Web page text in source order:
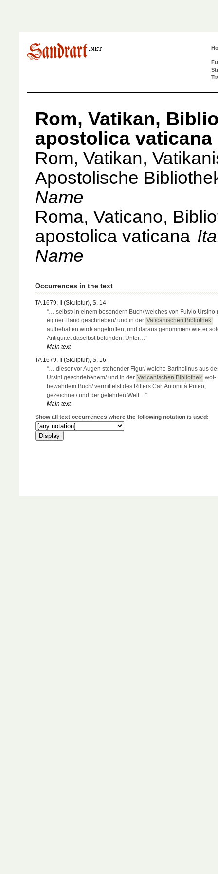
Rom, Vatikan,
apostolica vaticana
Rom, Vatikan,
Apostolische
Name
Roma, Vaticano,
apostolica vaticana
Name
Occurrences in the text
TA 1679, II (Skulptur), S. 14
“… selbst/ in einem besondern Buch/ welches von Fulvio Ursino
eigner Hand geschrieben/ und in der Vaticanischen Bibliothek
aufbehalten wird/ angetroffen; und daraus genommen/ wie er
Antiquitet daselbst befunden. Unter…”
Main text
TA 1679, II (Skulptur), S. 16
“… dieser vor Augen stehender Figur/ welche Bartholinus aus
Ursini geschriebenem/ und in der Vaticanischen Bibliothek wol-
bewahrtem Buch/ vermittelst des Ritters Car. Antonii à Puteo,
gezeichnet/ und der gelehrten Welt…”
Main text
Show all text occurrences where the following notation is used: